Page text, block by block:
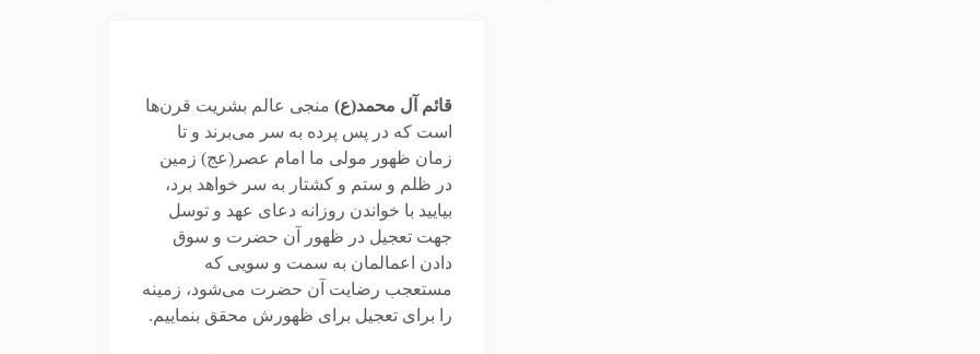
قائم آل محمد(ع) منجی عالم بشریت قرن‌ها
است که در پس پرده به سر می‌برند و تا
زمان ظهور مولی ما امام عصر(عج) زمین
در ظلم و ستم و کشتار به سر خواهد برد،
بیایید با خواندن روزانه دعای عهد و توسل
جهت تعجیل در ظهور آن حضرت و سوق
دادن اعمالمان به سمت و سویی که
مستعجب رضایت آن حضرت می‌شود، زمینه
را برای تعجیل برای ظهورش محقق بنماییم.